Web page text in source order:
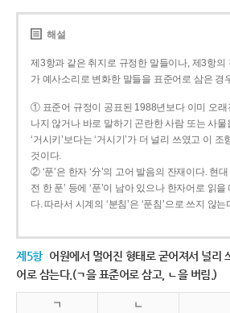
해설
제3항과 같은 취지로 규정한 말들이나, 제3항의
가 예사소리로 변화한 말들을 표준어로 삼은 경
① 표준어 규정이 공표된 1988년보다 이미 오래
나지 않거나 바로 말하기 곤란한 사람 또는 사
‘거시키’보다는 ‘거시기’가 더 널리 쓰였고 이
것이다.
② ‘푼’은 한자 ‘分’의 고어 발음의 잔재이다. 현대
전 한 푼’ 등에 ‘푼’이 남아 있으나 한자어로 읽을
다. 따라서 시계의 ‘분침’은 ‘푼침’으로 쓰지 않는
제5항 어원에서 멀어진 형태로 굳어져서 널리
어로 삼는다.(ㄱ을 표준어로 삼고, ㄴ을 버림.)
ㄱ ㄴ